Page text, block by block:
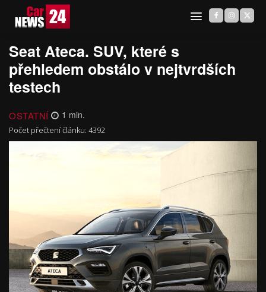
Seat Ateca. SUV, které s
přehledem obstálo v nejtvrdších
testech
OSTATNÍ 1 min.
Počet přečtení článku: 4392